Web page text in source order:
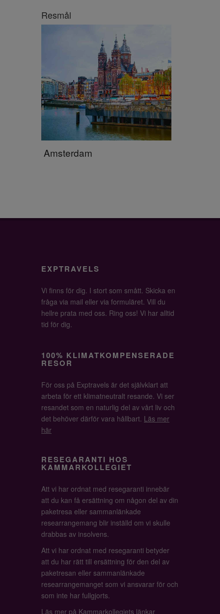
Resmål
Amsterdam
EXPTRAVELS
Vi finns för dig. I stort som smått. Skicka en
fråga via mail eller via formuläret. Vill du
hellre prata med oss. Ring oss! Vi har alltid
tid för dig.
100% KLIMATKOMPENSERADE
RESOR
För oss på Exptravels är det självklart att
arbeta för ett klimatneutralt resande. Vi ser
resandet som en naturlig del av vårt liv och
det behöver därför vara hållbart. Läs mer
här
RESEGARANTI HOS
KAMMARKOLLEGIET
Att vi har ordnat med resegaranti innebär
att du kan få ersättning om någon del av din
paketresa eller sammanlänkade
researrangemang blir inställd om vi skulle
drabbas av insolvens.
Att vi har ordnat med resegaranti betyder
att du har rätt till ersättning för den del av
paketresan eller sammanlänkade
researrangemanget som vi ansvarar för och
som inte har fullgjorts.
Läs mer på Kammarkollegiets länkar